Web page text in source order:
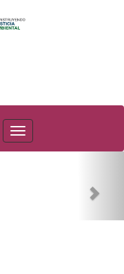
PAOT